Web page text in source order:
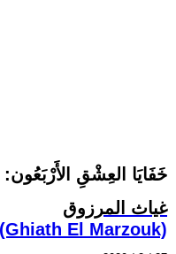
خَفَايَا العِشْقِ الأَرْبَعُون:
غياث المرزوق
(Ghiath El Marzouk)